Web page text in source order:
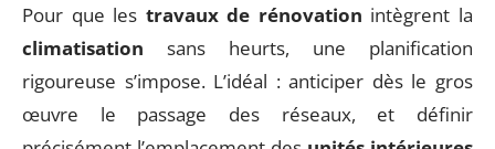
Pour que les travaux de rénovation intègrent la
climatisation sans heurts, une planification
rigoureuse s’impose. L’idéal : anticiper dès le gros
œuvre le passage des réseaux, et définir